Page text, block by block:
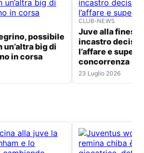
un’altra big di
in corsa
CLUB-NEWS
Juve alla finestra per andre:
incastro
l’affare e
concorrenza
23 Luglio 2026